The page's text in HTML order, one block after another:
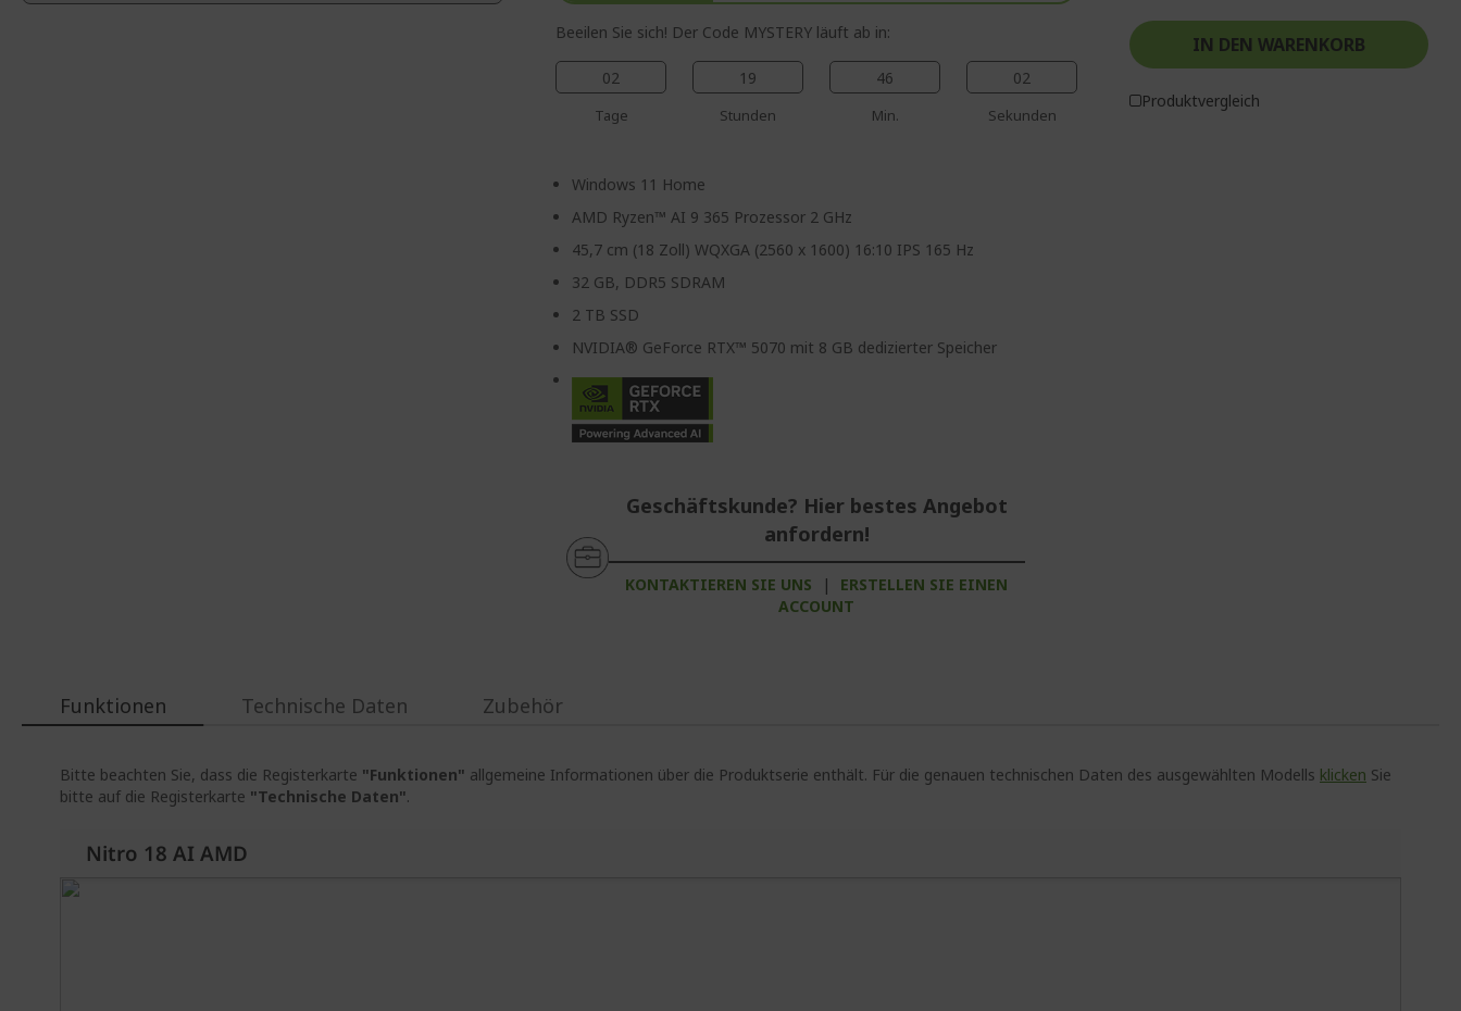
Beeilen Sie sich! Der Code MYSTERY läuft ab in:
02
Tage
19
Stunden
46
Min.
01
Sekunden
Windows 11 Home
AMD Ryzen™ AI 9 365 Prozessor 2 GHz
45,7 cm (18 Zoll) WQXGA (2560 x 1600) 16:10 IPS 165 Hz
32 GB, DDR5 SDRAM
2 TB SSD
NVIDIA® GeForce RTX™ 5070 mit 8 GB dedizierter Speicher
Geschäftskunde? Hier bestes Angebot
anfordern!
KONTAKTIEREN SIE UNS |
ERSTELLEN SIE EINEN
ACCOUNT
IN DEN WARENKORB
Produktvergleich
Funktionen
Bitte beachten Sie, dass die Registerkarte "Funktionen" allgemeine Informationen über die Produktserie enthält. Für die genauen technischen Daten des ausgewählten Modells klicken Sie
bitte auf die Registerkarte "Technische Daten".
Technische Daten Zubehör